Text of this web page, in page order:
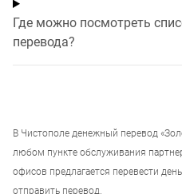
Где можно посмотреть
перевода?
В Чистополе денежный перевод
любом пункте обслуживания
офисов предлагается перевести
отправить перевод.